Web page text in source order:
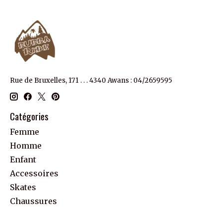
Rue de Bruxelles, 171 . . . 4340 Awans : 04/2659595
Catégories
Femme
Homme
Enfant
Accessoires
Skates
Chaussures